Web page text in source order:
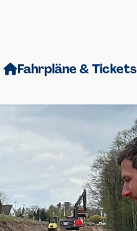
Fahrpläne & Tickets